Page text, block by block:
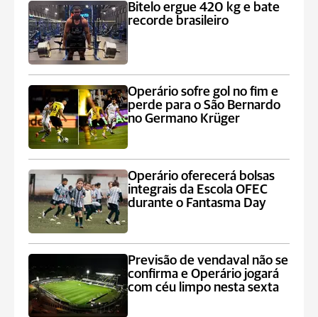
Bitelo ergue 420 kg e bate
recorde brasileiro
Operário sofre gol no fim e
perde para o São Bernardo
no Germano Krüger
Operário oferecerá bolsas
integrais da Escola OFEC
durante o Fantasma Day
Previsão de vendaval não se
confirma e Operário jogará
com céu limpo nesta sexta